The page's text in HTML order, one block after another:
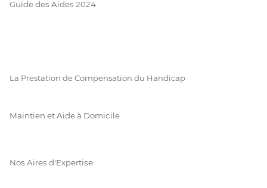
Guide des Aides 2024
La Prestation de Compensation du Handicap
Maintien et Aide à Domicile
Nos Aires d'Expertise